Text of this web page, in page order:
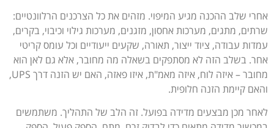
אחרי שלב ההכנה מגיע המיפוי. מזהים את כל הצרכנים הרלוונטיים:
שרתים, מתגים, מערכות אחסון, מזגנים, מערכות גילוי וכיבוי, בקרים,
עמדות עבודה, ציוד ייצור, תאורה, שקעים ייעודיים וכל עומס קריטי
אחר. בשלב הזה לא מסתפקים בשאלה מה מחובר, אלא גם לאן הוא
מחובר – איזה לוח, איזה מאמ"ת, איזו פאזה, האם יש הזנה דרך UPS,
והאם קיימת הזנה חלופית.
לאחר מכן מבצעים מדידה בפועל. זה הלב של התהליך. משתמשים